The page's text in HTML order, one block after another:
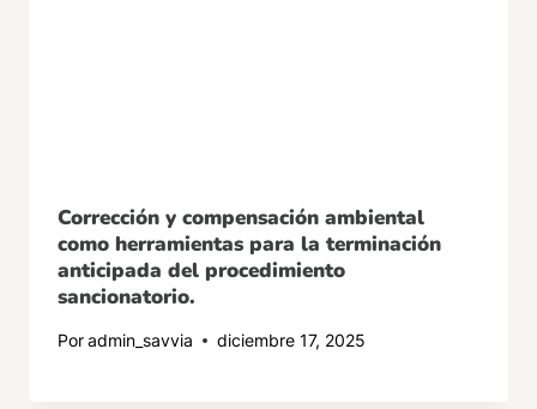
Corrección y compensación ambiental
como herramientas para la terminación
anticipada del procedimiento
sancionatorio.
Poradmin_savvia diciembre 17, 2025